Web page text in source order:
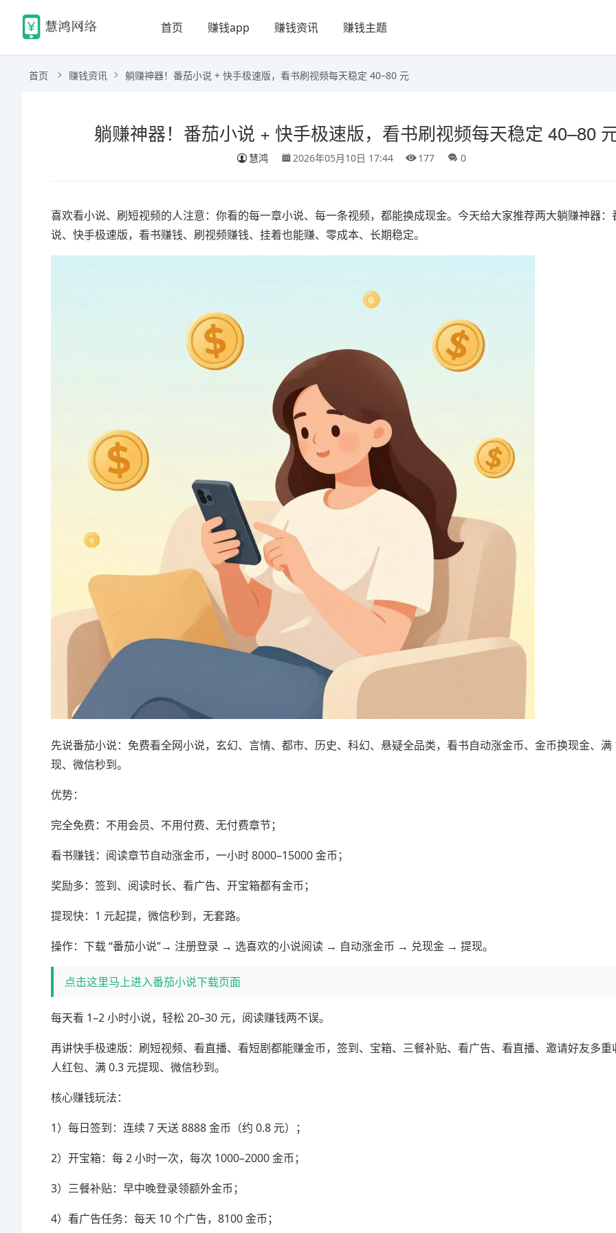
首页 赚钱app 赚钱资讯 赚钱主题
首页 赚钱资讯 躺赚神器！番茄小说 + 快手极速版，看书刷视频每天稳定 40–80 元
躺赚神器！番茄小说 + 快手极速版，看书刷视频每天稳定 40–80
慧鸿 2026年05月10日 17:44 177 0
喜欢看小说、刷短视频的人注意：你看的每一章小说、每一条视频，都能换成现金。今天给大家推荐两大躺赚神器：
说、快手极速版，看书赚钱、刷视频赚钱、挂着也能赚、零成本、长期稳定。
先说番茄小说：免费看全网小说，玄幻、言情、都市、历史、科幻、悬疑全品类，看书自动涨金币、金币换现金、满
现、微信秒到。
优势：
完全免费：不用会员、不用付费、无付费章节；
看书赚钱：阅读章节自动涨金币，一小时 8000–15000 金币；
奖励多：签到、阅读时长、看广告、开宝箱都有金币；
提现快：1 元起提，微信秒到，无套路。
操作：下载 “番茄小说”→ 注册登录 → 选喜欢的小说阅读 → 自动涨金币 → 兑现金 → 提现。
点击这里马上进入番茄小说下载页面
每天看 1–2 小时小说，轻松 20–30 元，阅读赚钱两不误。
再讲快手极速版：刷短视频、看直播、看短剧都能赚金币，签到、宝箱、三餐补贴、看广告、看直播、邀请好友多重
人红包、满 0.3 元提现、微信秒到。
核心赚钱玩法：
1）每日签到：连续 7 天送 8888 金币（约 0.8 元）；
2）开宝箱：每 2 小时一次，每次 1000–2000 金币；
3）三餐补贴：早中晚登录领额外金币；
4）看广告任务：每天 10 个广告，8100 金币；